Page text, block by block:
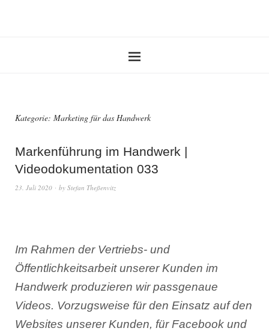
Kategorie: Marketing für das Handwerk
Markenführung im Handwerk |
Videodokumentation 033
23. Juli 2020 by Stefan Theßenvitz
Im Rahmen der Vertriebs- und
Öffentlichkeitsarbeit unserer Kunden im
Handwerk produzieren wir passgenaue
Videos. Vorzugsweise für den Einsatz auf den
Websites unserer Kunden, für Facebook und